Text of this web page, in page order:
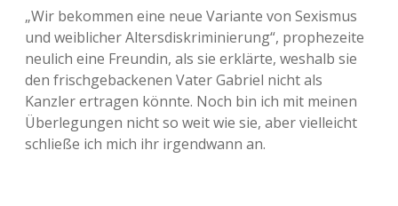
„Wir bekommen eine neue Variante von Sexismus
und weiblicher Altersdiskriminierung“, prophezeite
neulich eine Freundin, als sie erklärte, weshalb sie
den frischgebackenen Vater Gabriel nicht als
Kanzler ertragen könnte. Noch bin ich mit meinen
Überlegungen nicht so weit wie sie, aber vielleicht
schließe ich mich ihr irgendwann an.